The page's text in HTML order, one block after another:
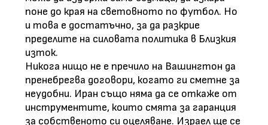
поне до края на световното по футбол. Но
и това е достатъчно, за да разкрие
пределите на силовата политика в Близкия
изток.
Никога нищо не е пречило на Вашингтон да
пренебрегва договори, когато ги сметне за
неудобни. Иран също няма да се откаже от
инструментите, които смята за гаранция
за собственото си оцеляване. Израел ще се